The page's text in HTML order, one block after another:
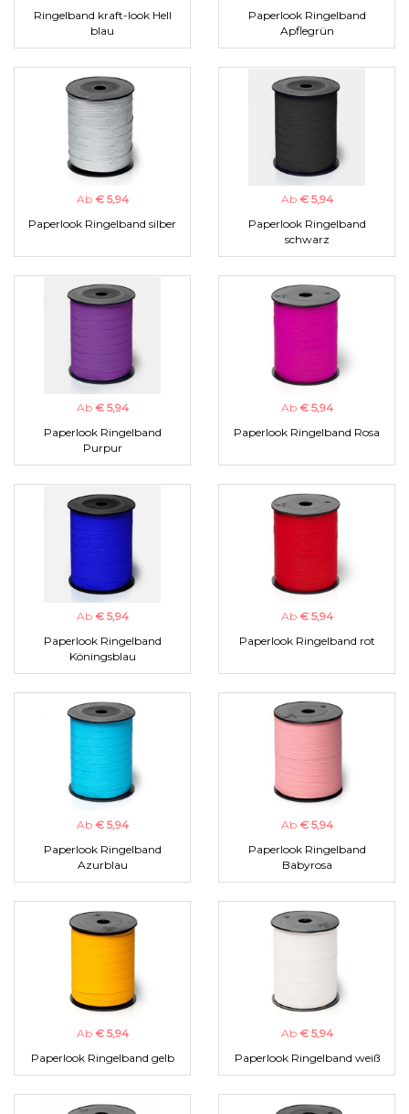
Ringelband kraft-look Hell
blau
Paperlook Ringelband
Apflegrün
Ab € 5,94
Paperlook Ringelband silber
Ab € 5,94
Paperlook Ringelband
schwarz
Ab € 5,94
Paperlook Ringelband
Purpur
Ab € 5,94
Paperlook Ringelband Rosa
Ab € 5,94
Paperlook Ringelband
Köningsblau
Ab € 5,94
Paperlook Ringelband rot
Ab € 5,94
Paperlook Ringelband
Azurblau
Ab € 5,94
Paperlook Ringelband
Babyrosa
Ab € 5,94
Paperlook Ringelband gelb
Ab € 5,94
Paperlook Ringelband weiß